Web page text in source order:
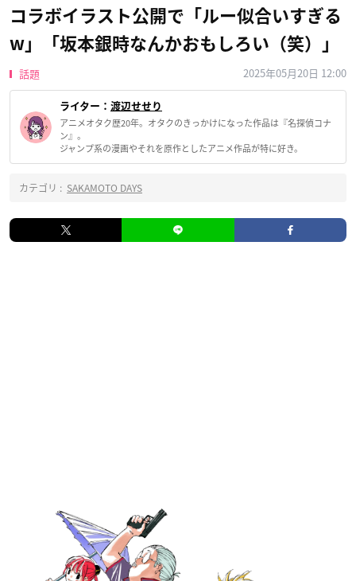
コラボイラスト公開で「ルー似合いすぎる
w」「坂本銀時なんかおもしろい（笑）」
話題 2025年05月20日 12:00
ライター： 渡辺せせり
アニメオタク歴20年。オタクのきっかけになった作品は『名探偵コナ
ン』。
ジャンプ系の漫画やそれを原作としたアニメ作品が特に好き。
カテゴリ : SAKAMOTO DAYS